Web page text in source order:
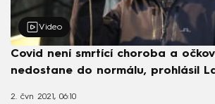
Video
Covid není smrtící choroba a
nedostane do normálu, prohlásil
2. čvn 2021, 06:10